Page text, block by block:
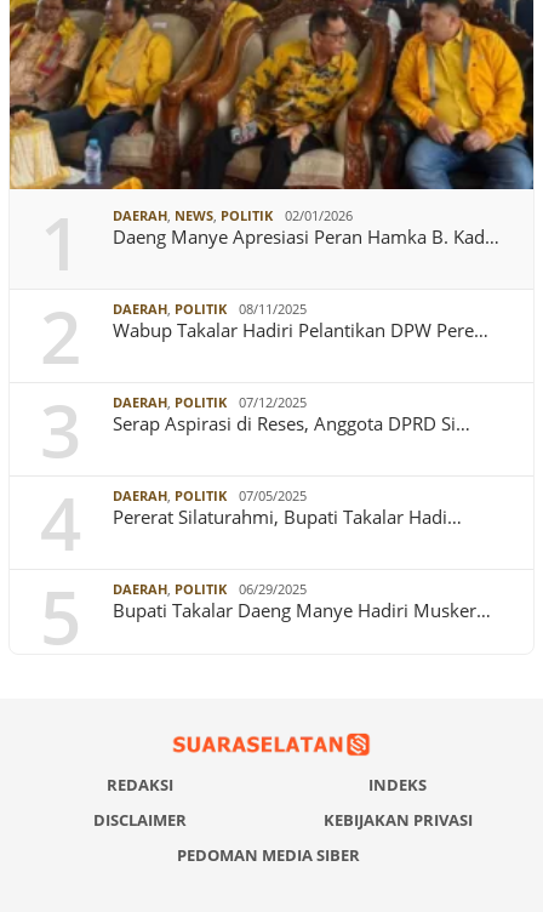
1 DAERAH NEWS POLITIK 02/01/2026
Daeng Manye Apresiasi Peran Hamka B. Kad…
2 DAERAH POLITIK 08/11/2025
Wabup Takalar Hadiri Pelantikan DPW Pere…
3 DAERAH POLITIK 07/12/2025
Serap Aspirasi di Reses, Anggota DPRD Si…
4 DAERAH POLITIK 07/05/2025
Pererat Silaturahmi, Bupati Takalar Hadi…
5 DAERAH POLITIK 06/29/2025
Bupati Takalar Daeng Manye Hadiri Musker…
REDAKSI
INDEKS
DISCLAIMER
KEBIJAKAN PRIVASI
PEDOMAN MEDIA SIBER